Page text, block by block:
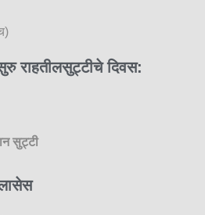
राहतीलसुट्टीचे दिवस:
सुट्टी